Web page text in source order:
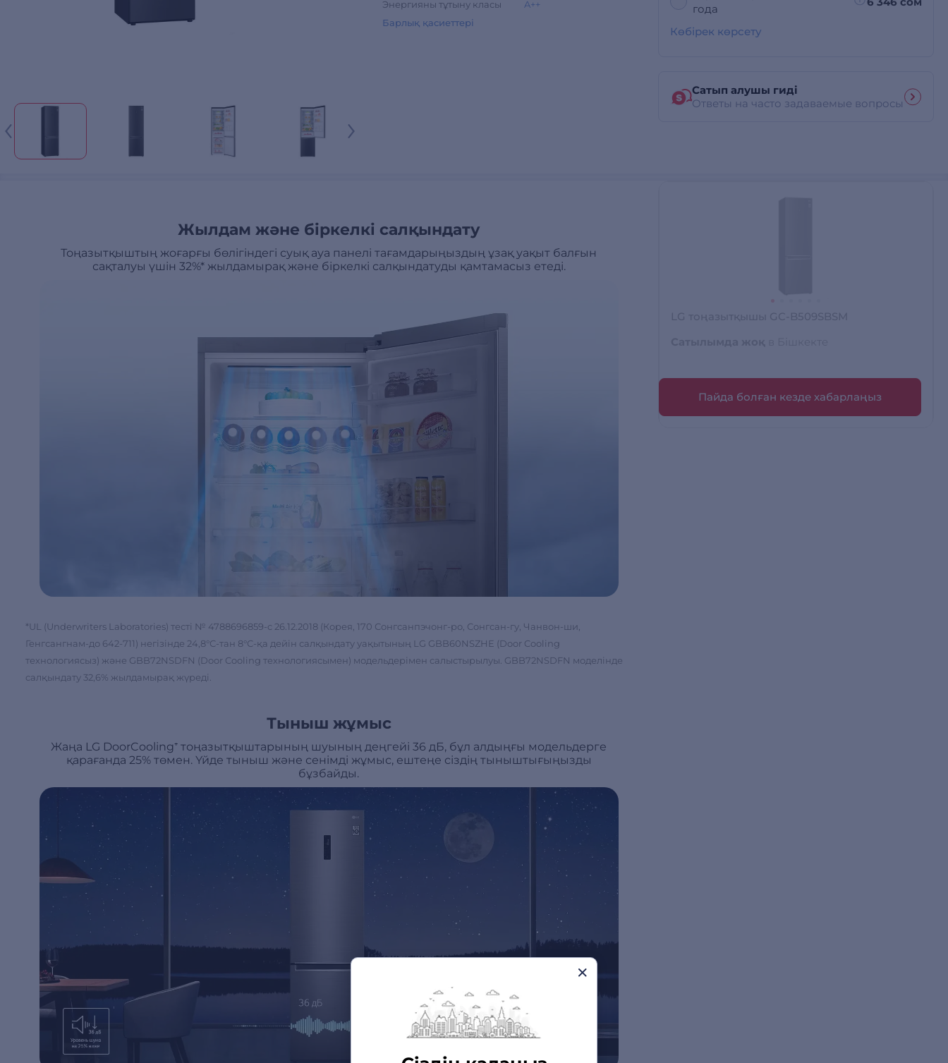
Энергияны тұтыну класы
A++
Барлық қасиеттері
года
Көбірек көрсету
Сатып алушы гиді
Ответы на часто задаваемые вопросы
Жылдам және біркелкі салқындату
Тоңазытқыштың жоғарғы бөлігіндегі суық ауа панелі тағамдарыңыздың ұзақ уақыт балғын
сақталуы үшін 32%* жылдамырақ және біркелкі салқындатуды қамтамасыз етеді.
*UL (Underwriters Laboratories) тесті № 4788696859-c 26.12.2018 (Корея, 170 Сонгсанпэчонг-ро, Сонгсан-гу, Чанвон-ши,
Генгсангнам-до 642-711) негізінде 24,8°С-тан 8°С-қа дейін салқындату уақытының LG GBB60NSZHE (Door Cooling
технологиясыз) және GBB72NSDFN (Door Cooling технологиясымен) модельдерімен салыстырылуы. GBB72NSDFN моделінде
салқындату 32,6% жылдамырақ жүреді.
Тыныш жұмыс
Жаңа LG DoorCooling⁺ тоңазытқыштарының шуының деңгейі 36 дБ, бұл алдыңғы модельдерге
қарағанда 25% төмен. Үйде тыныш және сенімді жұмыс, ештеңе сіздің тыныштығыңызды
бұзбайды.
Пайда болған кезде хабарлаңыз